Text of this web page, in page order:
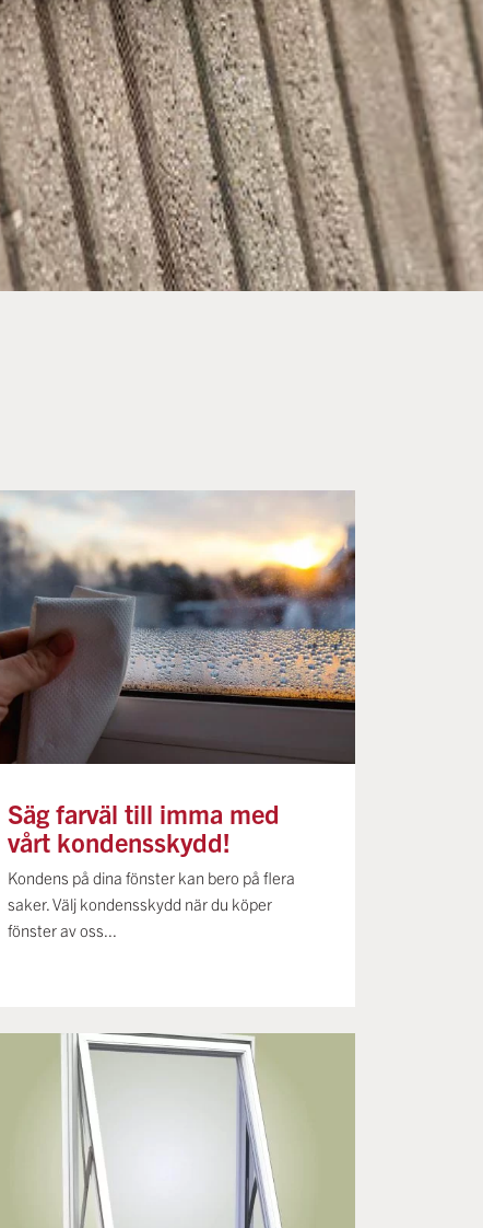
Säg farväl till imma med
vårt kondensskydd!
Kondens på dina fönster kan bero på flera
saker. Välj kondensskydd när du köper
fönster av oss...